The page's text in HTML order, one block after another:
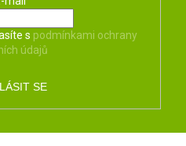
s podmínkami ochrany
údajů
SE